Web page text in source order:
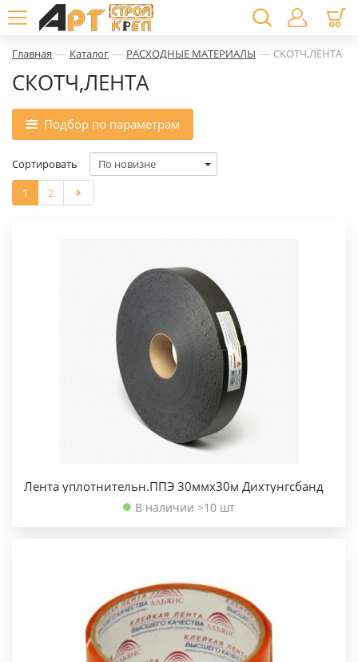
Главная — Каталог — РАСХОДНЫЕ МАТЕРИАЛЫ — СКОТЧ,ЛЕНТА
СКОТЧ,ЛЕНТА
Подбор по параметрам
1 2
Сортировать
Лента уплотнительн.ППЭ 30ммх30м Дихтунгсбанд
В наличии >10 шт